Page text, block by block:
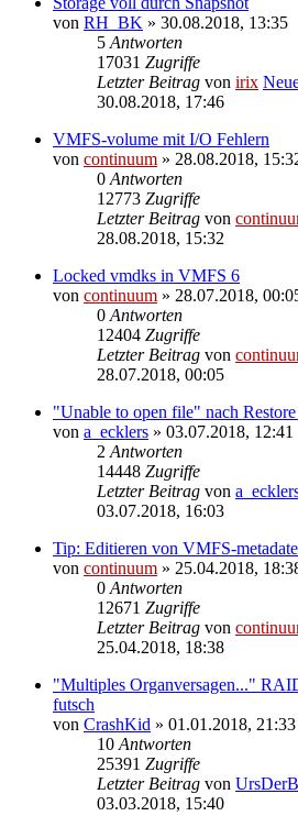
von RH_BK » 30.08.2018, 13:35
5 Antworten
17031 Zugriffe
Letzter Beitrag von irix
30.08.2018, 17:46
VMFS-volume mit I/O Fehlern
von continuum » 28.08.2018,
0 Antworten
12773 Zugriffe
Letzter Beitrag von
28.08.2018, 15:32
Locked vmdks in VMFS 6
von continuum » 28.07.2018,
0 Antworten
12404 Zugriffe
Letzter Beitrag von
28.07.2018, 00:05
"Unable to open file" nach
von a_ecklers » 03.07.2018, 12:41
2 Antworten
14448 Zugriffe
Letzter Beitrag von
03.07.2018, 16:03
Tip: Editieren von VMFS-
von continuum » 25.04.2018,
0 Antworten
12671 Zugriffe
Letzter Beitrag von
25.04.2018, 18:38
"Multiples Organversagen..."
futsch
von CrashKid » 01.01.2018, 21:33
10 Antworten
25391 Zugriffe
Letzter Beitrag von
03.03.2018, 15:40